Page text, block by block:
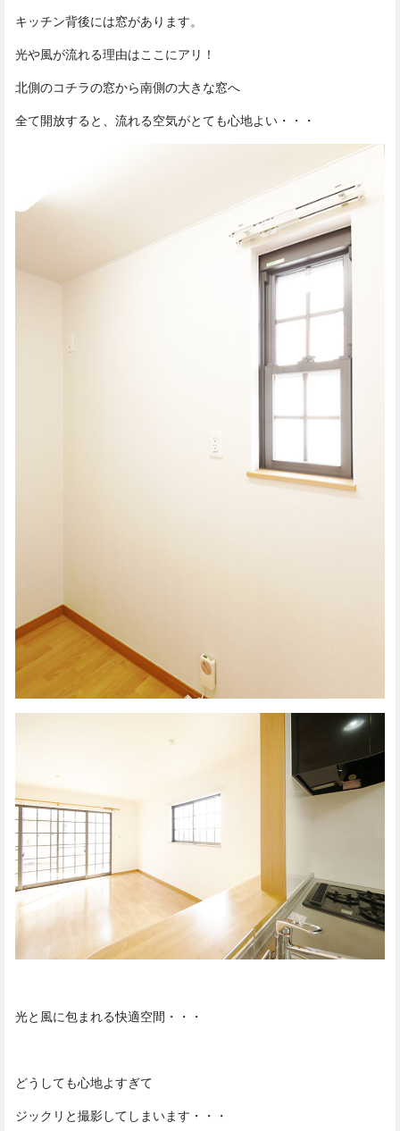
キッチン背後には窓があります。
光や風が流れる理由はここにアリ！
北側のコチラの窓から南側の大きな窓へ
全て開放すると、流れる空気がとても心地よい・・・
光と風に包まれる快適空間・・・
どうしても心地よすぎて
ジックリと撮影してしまいます・・・